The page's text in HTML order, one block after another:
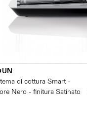
di cottura Smart -
Nero - finitura Satinato